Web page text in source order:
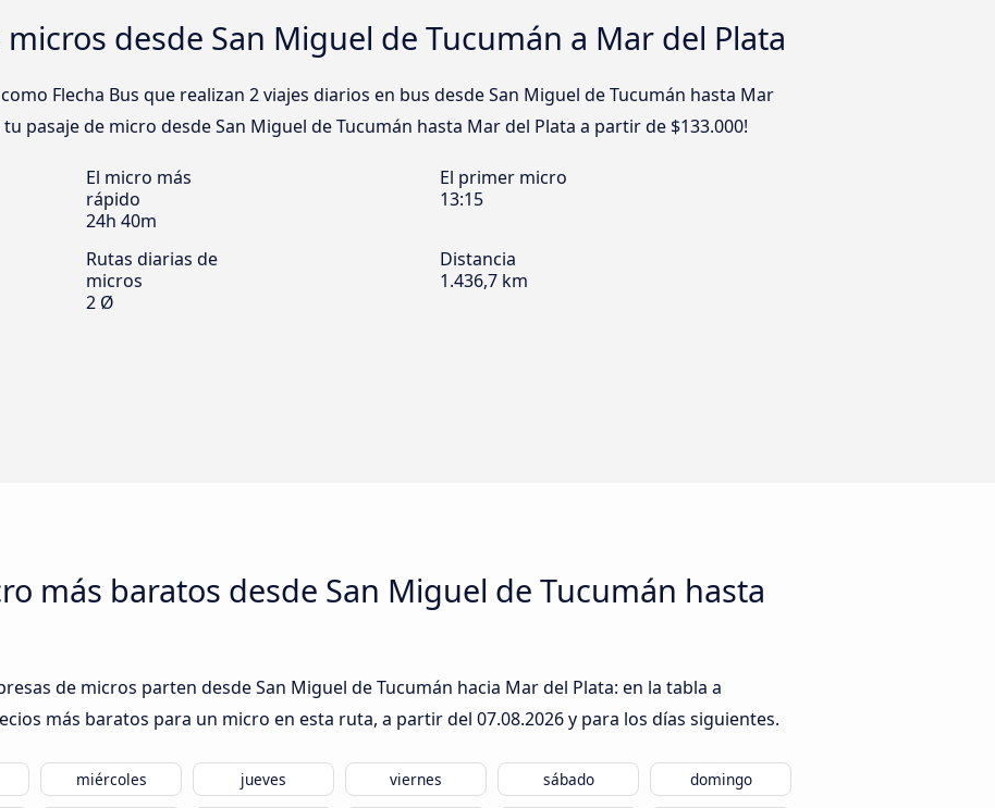
desde San Miguel de Tucumán a Mar del Plata
Flecha Bus que realizan 2 viajes diarios en bus desde San Miguel de Tucumán hasta Mar
tu pasaje de micro desde San Miguel de Tucumán hasta Mar del Plata a partir de $133.000!
El micro más
rápido
24h 40m
El primer micro
13:15
Rutas diarias de
micros
2 Ø
Distancia
1.436,7 km
más baratos desde San Miguel de Tucumán hasta
de micros parten desde San Miguel de Tucumán hacia Mar del Plata: en la tabla a
más baratos para un micro en esta ruta, a partir del 07.08.2026y para los días siguientes.
miércoles jueves viernes sábado domingo